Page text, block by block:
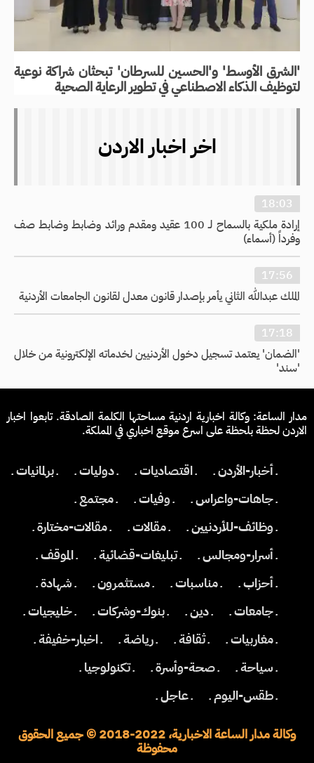
'الشرق الأوسط' و'الحسين للسرطان' تبحثان شراكة نوعية
لتوظيف الذكاء الاصطناعي في تطوير الرعاية الصحية
اخر اخبار الاردن
18:03
إرادة ملكية بالسماح لـ 100 عقيد ومقدم ورائد وضابط وضابط صف
وفرداً (أسماء)
17:56
الملك عبدالله الثاني يأمر بإصدار قانون معدل لقانون الجامعات الأردنية
17:18
'الضمان' يعتمد تسجيل دخول الأردنيين لخدماته الإلكترونية من خلال
'سند'
مدار الساعة: وكالة اخبارية اردنية مساحتها الكلمة الصادقة. تابعوا اخبار
الاردن لحظة بلحظة على اسرع موقع اخباري في المملكة.
ـ أخبار-الأردن ـ ـ اقتصاديات ـ ـ دوليات ـ
ـ برلمانيات ـ
ـ جاهات-واعراس ـ
ـ وفيات ـ
ـ مجتمع ـ
ـ وظائف-للأردنيين ـ
ـ مقالات ـ
ـ مقالات-مختارة ـ
ـ أسرار-ومجالس ـ
ـ تبليغات-قضائية ـ
ـ الموقف ـ
ـ أحزاب ـ
ـ مناسبات ـ ـ مستثمرون ـ
ـ شهادة ـ
ـ جامعات ـ
ـ دين ـ ـ بنوك-وشركات ـ
ـ خليجيات ـ
ـ مغاربيات ـ
ـ ثقافة ـ ـ رياضة ـ
ـ اخبار-خفيفة ـ
ـ سياحة ـ
ـ صحة-وأسرة ـ
ـ تكنولوجيا ـ
ـ طقس-اليوم ـ
ـ عاجل ـ
وكالة مدار الساعة الاخبارية، 2022-2018 © جميع الحقوق
محفوظة